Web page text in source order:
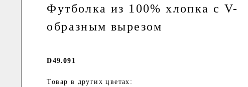
Футболка из 100% хлопка с V-
образным вырезом
D49.091
Товар в других цветах: